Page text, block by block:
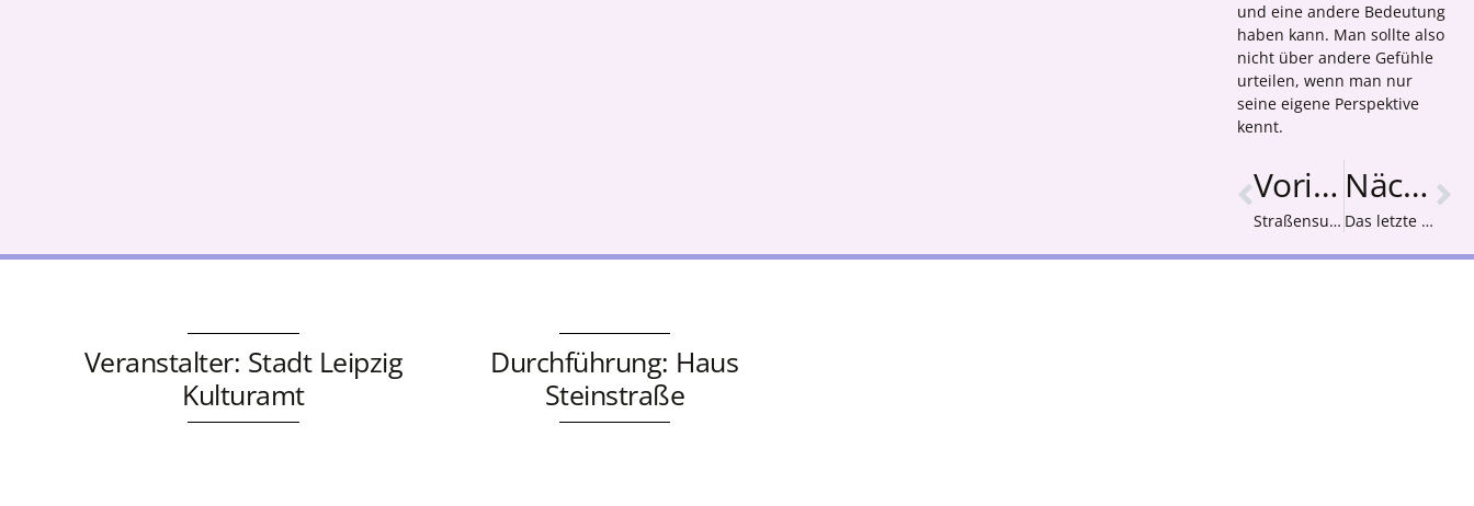
und eine andere Bedeutung
haben kann. Man sollte also
nicht über andere Gefühle
urteilen, wenn man nur
seine eigene Perspektive
kennt.
Vorige
Straßensuchbild
Nächster
Das letzte Scheinen
Veranstalter: Stadt Leipzig
Kulturamt
Durchführung: Haus
Steinstraße